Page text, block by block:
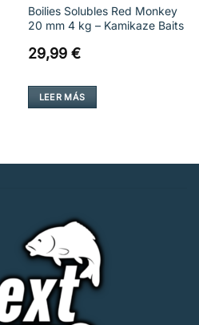
Boilies Solubles Red Monkey
20 mm 4 kg – Kamikaze Baits
29,99 €
LEER MÁS